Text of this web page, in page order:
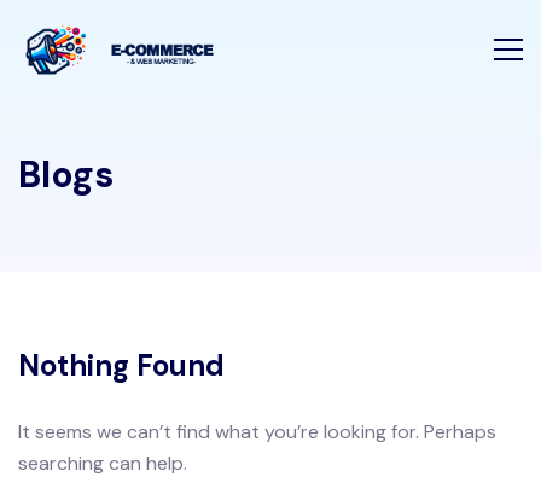
Blogs
Nothing Found
It seems we can’t find what you’re looking for. Perhaps
searching can help.